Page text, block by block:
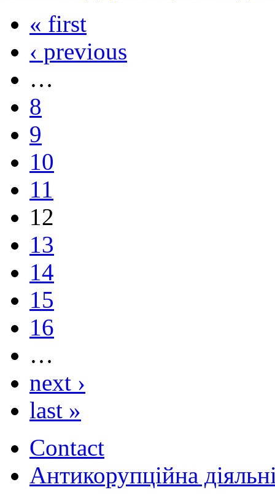
« first
‹ previous
…
8
9
10
11
12
13
14
15
16
…
next ›
last »
Contact
Антикорупційна